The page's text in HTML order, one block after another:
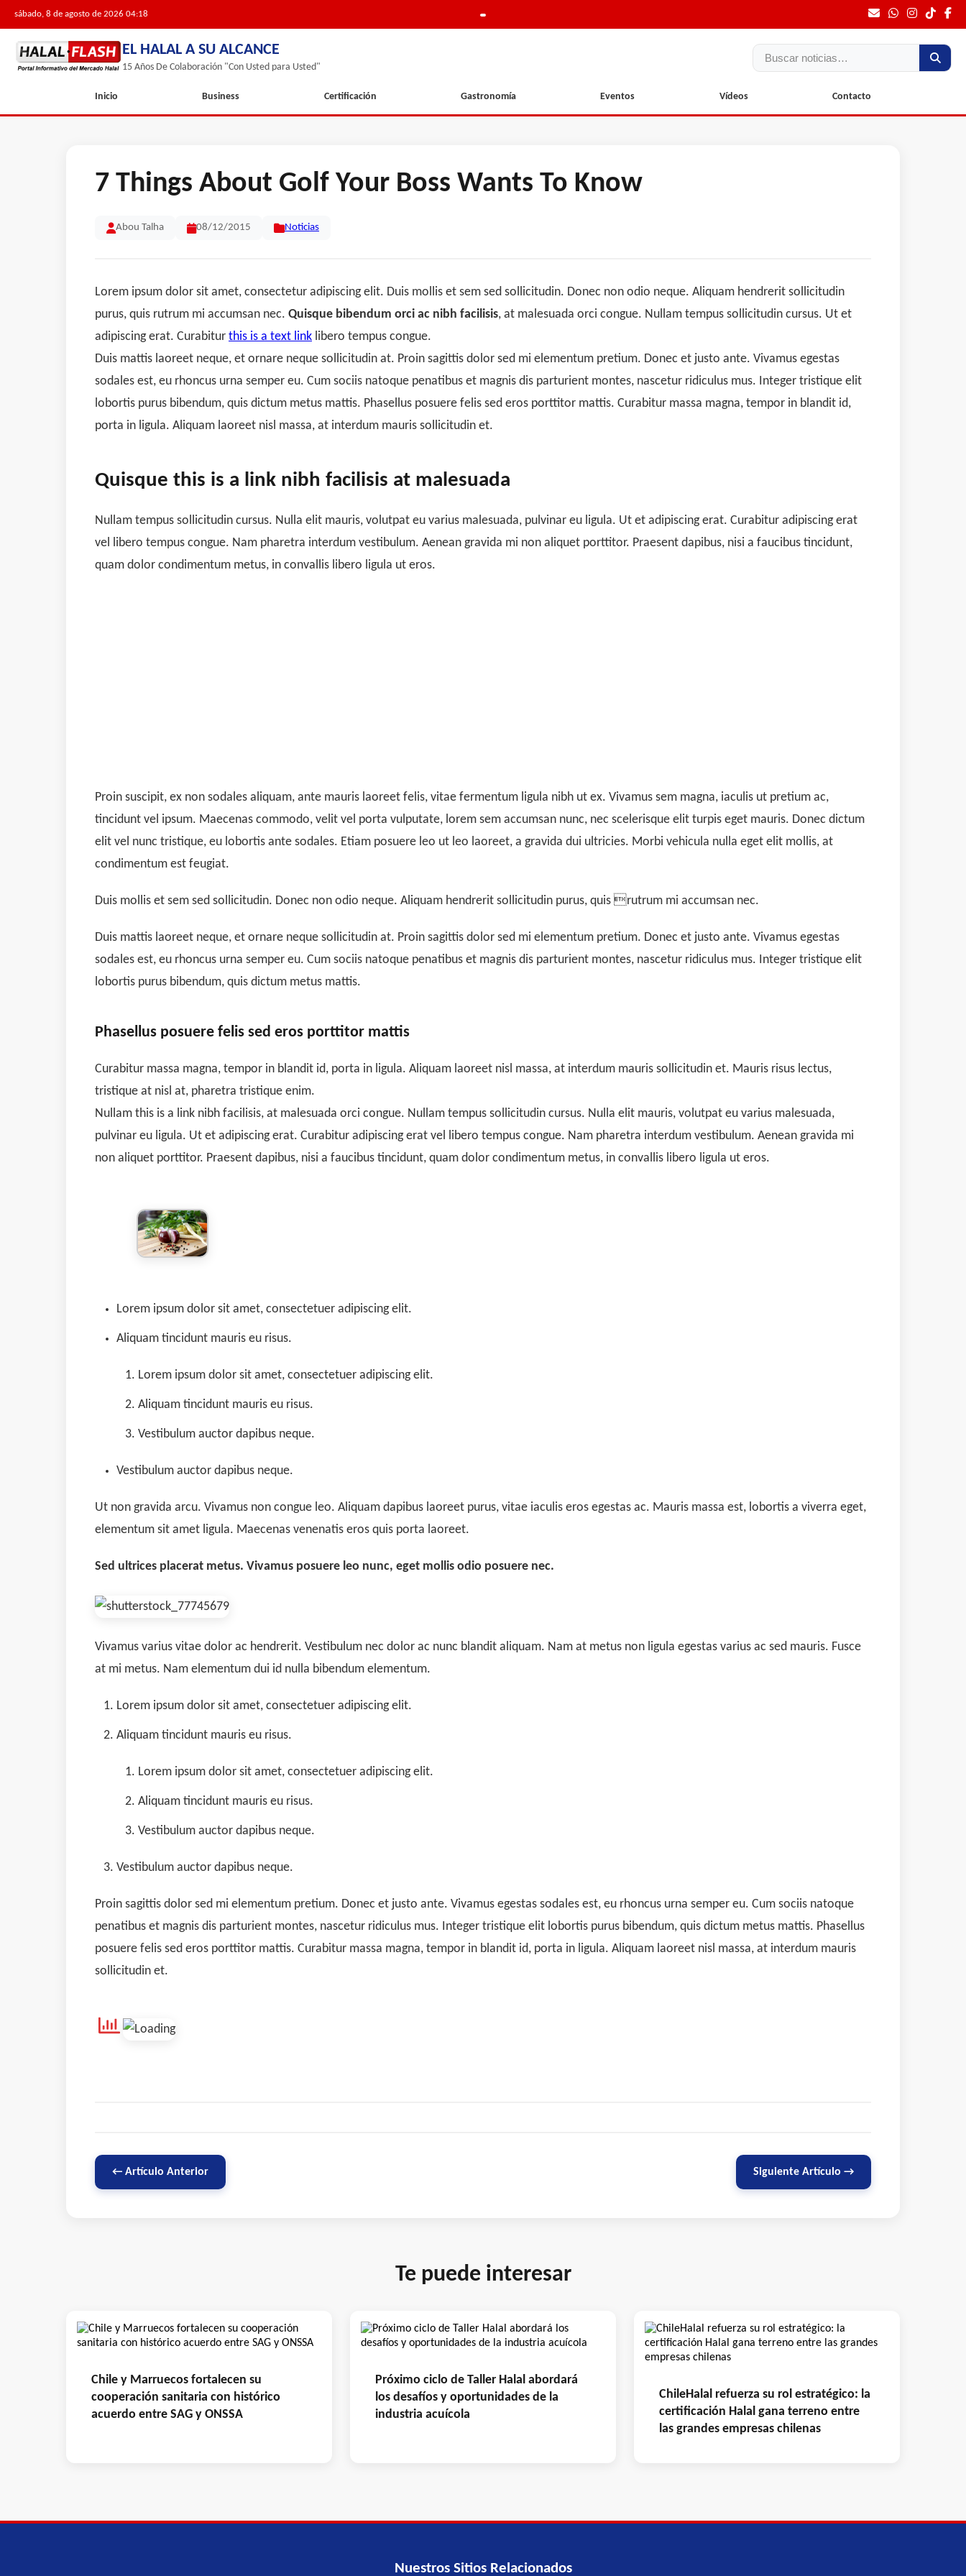
sábado, 8 de agosto de 2026 04:18
EL HALAL A SU ALCANCE
15 Años De Colaboración "Con Usted para Usted"
Buscar
Inicio Business Certificación Gastronomía Eventos Vídeos Contacto
7 Things About Golf Your Boss Wants To Know
Abou Talha 08/12/2015 Noticias
Lorem ipsum dolor sit amet, consectetur adipiscing elit. Duis mollis et sem sed sollicitudin. Donec non odio neque. Aliquam hendrerit sollicitudin
purus, quis rutrum mi accumsan nec. Quisque bibendum orci ac nibh facilisis, at malesuada orci congue. Nullam tempus sollicitudin cursus. Ut et
adipiscing erat. Curabitur this is a text link libero tempus congue.
Duis mattis laoreet neque, et ornare neque sollicitudin at. Proin sagittis dolor sed mi elementum pretium. Donec et justo ante. Vivamus egestas
sodales est, eu rhoncus urna semper eu. Cum sociis natoque penatibus et magnis dis parturient montes, nascetur ridiculus mus. Integer tristique elit
lobortis purus bibendum, quis dictum metus mattis. Phasellus posuere felis sed eros porttitor mattis. Curabitur massa magna, tempor in blandit id,
porta in ligula. Aliquam laoreet nisl massa, at interdum mauris sollicitudin et.
Quisque this is a link nibh facilisis at malesuada
Nullam tempus sollicitudin cursus. Nulla elit mauris, volutpat eu varius malesuada, pulvinar eu ligula. Ut et adipiscing erat. Curabitur adipiscing erat
vel libero tempus congue. Nam pharetra interdum vestibulum. Aenean gravida mi non aliquet porttitor. Praesent dapibus, nisi a faucibus tincidunt,
quam dolor condimentum metus, in convallis libero ligula ut eros.
Proin suscipit, ex non sodales aliquam, ante mauris laoreet felis, vitae fermentum ligula nibh ut ex. Vivamus sem magna, iaculis ut pretium ac,
tincidunt vel ipsum. Maecenas commodo, velit vel porta vulputate, lorem sem accumsan nunc, nec scelerisque elit turpis eget mauris. Donec dictum
elit vel nunc tristique, eu lobortis ante sodales. Etiam posuere leo ut leo laoreet, a gravida dui ultricies. Morbi vehicula nulla eget elit mollis, at
condimentum est feugiat.
Duis mollis et sem sed sollicitudin. Donec non odio neque. Aliquam hendrerit sollicitudin purus, quis rutrum mi accumsan nec.
Duis mattis laoreet neque, et ornare neque sollicitudin at. Proin sagittis dolor sed mi elementum pretium. Donec et justo ante. Vivamus egestas
sodales est, eu rhoncus urna semper eu. Cum sociis natoque penatibus et magnis dis parturient montes, nascetur ridiculus mus. Integer tristique elit
lobortis purus bibendum, quis dictum metus mattis.
Phasellus posuere felis sed eros porttitor mattis
Curabitur massa magna, tempor in blandit id, porta in ligula. Aliquam laoreet nisl massa, at interdum mauris sollicitudin et. Mauris risus lectus,
tristique at nisl at, pharetra tristique enim.
Nullam this is a link nibh facilisis, at malesuada orci congue. Nullam tempus sollicitudin cursus. Nulla elit mauris, volutpat eu varius malesuada,
pulvinar eu ligula. Ut et adipiscing erat. Curabitur adipiscing erat vel libero tempus congue. Nam pharetra interdum vestibulum. Aenean gravida mi
non aliquet porttitor. Praesent dapibus, nisi a faucibus tincidunt, quam dolor condimentum metus, in convallis libero ligula ut eros.
Lorem ipsum dolor sit amet, consectetuer adipiscing elit.
Aliquam tincidunt mauris eu risus.
Lorem ipsum dolor sit amet, consectetuer adipiscing elit.
Aliquam tincidunt mauris eu risus.
Vestibulum auctor dapibus neque.
Vestibulum auctor dapibus neque.
Ut non gravida arcu. Vivamus non congue leo. Aliquam dapibus laoreet purus, vitae iaculis eros egestas ac. Mauris massa est, lobortis a viverra eget,
elementum sit amet ligula. Maecenas venenatis eros quis porta laoreet.
Sed ultrices placerat metus. Vivamus posuere leo nunc, eget mollis odio posuere nec.
Vivamus varius vitae dolor ac hendrerit. Vestibulum nec dolor ac nunc blandit aliquam. Nam at metus non ligula egestas varius ac sed mauris. Fusce
at mi metus. Nam elementum dui id nulla bibendum elementum.
Lorem ipsum dolor sit amet, consectetuer adipiscing elit.
Aliquam tincidunt mauris eu risus.
Lorem ipsum dolor sit amet, consectetuer adipiscing elit.
Aliquam tincidunt mauris eu risus.
Vestibulum auctor dapibus neque.
Vestibulum auctor dapibus neque.
Proin sagittis dolor sed mi elementum pretium. Donec et justo ante. Vivamus egestas sodales est, eu rhoncus urna semper eu. Cum sociis natoque
penatibus et magnis dis parturient montes, nascetur ridiculus mus. Integer tristique elit lobortis purus bibendum, quis dictum metus mattis. Phasellus
posuere felis sed eros porttitor mattis. Curabitur massa magna, tempor in blandit id, porta in ligula. Aliquam laoreet nisl massa, at interdum mauris
sollicitudin et.
← Artículo Anterior Siguiente Artículo →
Te puede interesar
Chile y Marruecos fortalecen su
cooperación sanitaria con histórico
acuerdo entre SAG y ONSSA
Próximo ciclo de Taller Halal abordará
los desafíos y oportunidades de la
industria acuícola
ChileHalal refuerza su rol estratégico: la
certificación Halal gana terreno entre
las grandes empresas chilenas
Nuestros Sitios Relacionados